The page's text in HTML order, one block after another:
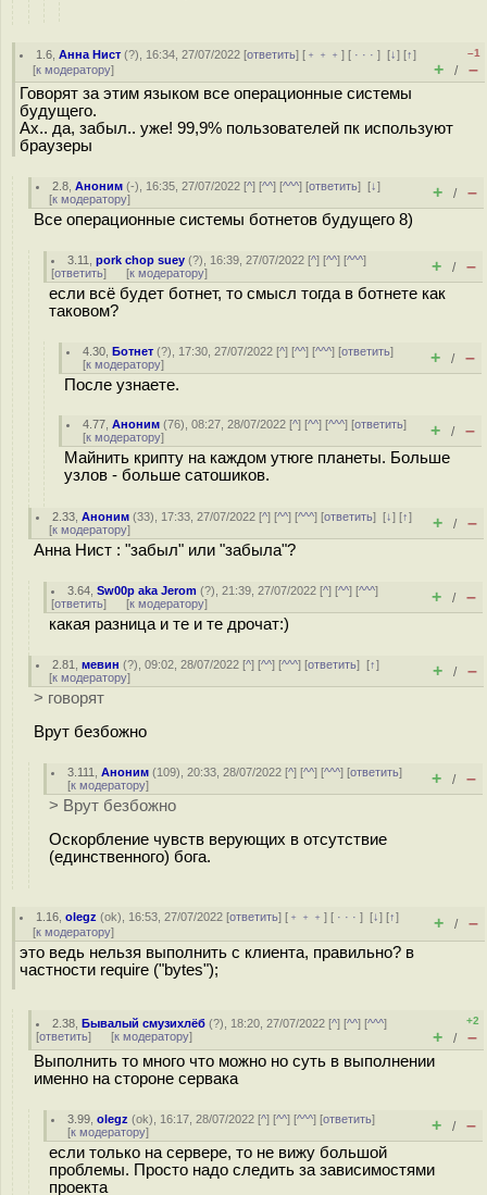
1.6 ,Анна Нист (?), 16:34, 27/07/2022 [ответить] [ ﹢﹢﹢] [ · · ·][↓] [↑]
[к модератору]
–1
+ / –
Говорят за этим языком все операционные системы
будущего.
Ах.. да, забыл.. уже! 99,9% пользователей пк используют
браузеры
2.8 ,Аноним (-), 16:35, 27/07/2022 [^] [^^] [^^^] [ответить][↓]
[к модератору] + / –
Все операционные системы ботнетов будущего 8)
3.11 ,pork chop suey (?), 16:39, 27/07/2022 [^] [^^] [^^^]
[ответить] [к модератору] + / –
если всё будет ботнет, то смысл тогда в ботнете как
таковом?
4.30 ,Ботнет (?), 17:30, 27/07/2022 [^] [^^] [^^^] [ответить]
[к модератору] + / –
После узнаете.
4.77 ,Аноним (76), 08:27, 28/07/2022 [^] [^^] [^^^] [ответить]
[к модератору] + / –
Майнить крипту на каждом утюге планеты. Больше
узлов - больше сатошиков.
2.33 ,Аноним (33), 17:33, 27/07/2022 [^] [^^] [^^^] [ответить][↓] [↑]
[к модератору] + / –
Анна Нист : "забыл" или "забыла"?
3.64 ,Sw00p aka Jerom (?), 21:39, 27/07/2022 [^] [^^] [^^^]
[ответить] [к модератору] + / –
какая разница и те и те дрочат:)
2.81 ,мевин (?), 09:02, 28/07/2022 [^] [^^] [^^^] [ответить][↑]
[к модератору] + / –
> говорят
Врут безбожно
3.111 ,Аноним (109), 20:33, 28/07/2022 [^] [^^] [^^^] [ответить]
[к модератору] + / –
> Врут безбожно
Оскорбление чувств верующих в отсутствие
(единственного) бога.
1.16 ,olegz (ok), 16:53, 27/07/2022 [ответить] [ ﹢﹢﹢] [ · · ·][↓] [↑]
[к модератору] + / –
это ведь нельзя выполнить с клиента, правильно? в
частности require ("bytes");
2.38 ,Бывалый смузихлёб (?), 18:20, 27/07/2022 [^] [^^] [^^^]
[ответить] [к модератору]
+2
+ / –
Выполнить то много что можно но суть в выполнении
именно на стороне сервака
3.99 ,olegz (ok), 16:17, 28/07/2022 [^] [^^] [^^^] [ответить]
[к модератору] + / –
если только на сервере, то не вижу большой
проблемы. Просто надо следить за зависимостями
проекта